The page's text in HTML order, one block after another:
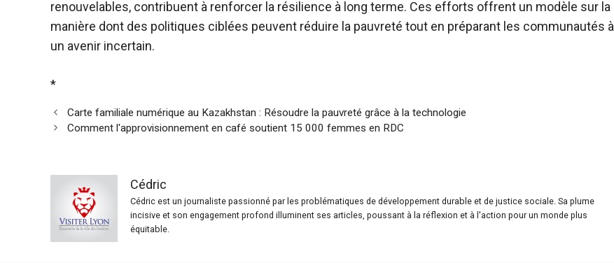
renouvelables, contribuent à renforcer la résilience à long terme. Ces efforts offrent un modèle sur la
manière dont des politiques ciblées peuvent réduire la pauvreté tout en préparant les communautés à
un avenir incertain.
*
Carte familiale numérique au Kazakhstan : Résoudre la pauvreté grâce à la technologie
Comment l'approvisionnement en café soutient 15 000 femmes en RDC
Cédric
Cédric est un journaliste passionné par les problématiques de développement durable et de justice sociale. Sa plume
incisive et son engagement profond illuminent ses articles, poussant à la réflexion et à l'action pour un monde plus
équitable.